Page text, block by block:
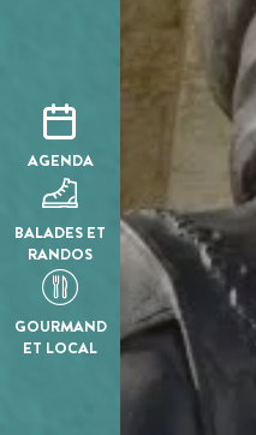
AGENDA
BALADES ET
RANDOS
GOURMAND
ET LOCAL